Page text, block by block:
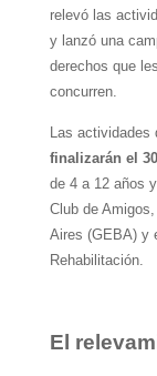
relevó las
y lanzó una
derechos que
concurren.
Las actividades
finalizarán el
de 4 a 12 años
Club de
Aires (GEBA) y
Rehabilitación.
El